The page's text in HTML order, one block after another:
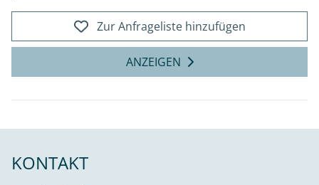
Zur Anfrageliste hinzufügen
ANZEIGEN
KONTAKT